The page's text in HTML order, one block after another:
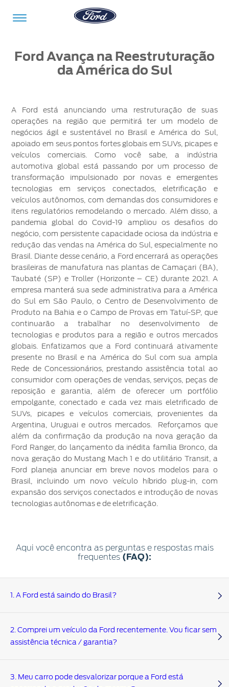
Compre
o
Monte
o Seu
Peças
Mercado
Livre
Acessórios
Serviços
Financeiros
Ford
Credit
Menu
Ford
Credit
Plano
Ford
Sempre
Serviços
Ford
Pós-
Venda
Recall
Ford
Protect
Garantia
Ford
Peças
Ford
Meu
Ford
Minhas
Experiências
Ford
Proprietários
Tutoriais
(Guia
360)
Serviço
Leva e
Traz
Revisões
Ford
Agende
seu
Serviço
Manuais
Tecnologia
SYNC®
App
Ford
Assistência
de
Emergência
Applink™
Atualização
SYNC®
Pro™
sessão
Iniciar
sessão
Iniciar
sessão
Minha
Conta
Criar
uma
conta
Recuperar
senha
Ford Avança na Reestruturação
da América do Sul
A Ford está anunciando uma restruturação de suas
operações na região que permitirá ter um modelo de
negócios ágil e sustentável no Brasil e América do Sul,
apoiado em seus pontos fortes globais em SUVs, picapes e
veículos comerciais. Como você sabe, a indústria
automotiva global está passando por um processo de
transformação impulsionado por novas e emergentes
tecnologias em serviços conectados, eletrificação e
veículos autônomos, com demandas dos consumidores e
itens regulatórios remodelando o mercado. Além disso, a
pandemia global do Covid-19 ampliou os desafios do
negócio, com persistente capacidade ociosa da indústria e
redução das vendas na América do Sul, especialmente no
Brasil. Diante desse cenário, a Ford encerrará as operações
brasileiras de manufatura nas plantas de Camaçari (BA),
Taubaté (SP) e Troller (Horizonte – CE) durante 2021. A
empresa manterá sua sede administrativa para a América
do Sul em São Paulo, o Centro de Desenvolvimento de
Produto na Bahia e o Campo de Provas em Tatuí-SP, que
continuarão a trabalhar no desenvolvimento de
tecnologias e produtos para a região e outros mercados
globais. Enfatizamos que a Ford continuará ativamente
presente no Brasil e na América do Sul com sua ampla
Rede de Concessionários, prestando assistência total ao
consumidor com operações de vendas, serviços, peças de
reposição e garantia, além de oferecer um portfólio
empolgante, conectado e cada vez mais eletrificado de
SUVs, picapes e veículos comerciais, provenientes da
Argentina, Uruguai e outros mercados. Reforçamos que
além da confirmação da produção na nova geração da
Ford Ranger, do lançamento da inédita família Bronco, da
nova geração do Mustang Mach 1 e do utilitário Transit, a
Ford planeja anunciar em breve novos modelos para o
Brasil, incluindo um novo veículo híbrido plug-in, com
expansão dos serviços conectados e introdução de novas
tecnologias autônomas e de eletrificação.
Aqui você encontra as perguntas e respostas mais
frequentes (FAQ):
1. A Ford está saindo do Brasil?
Não, a Ford continua comprometida com os clientes no
Brasil e na América do Sul com um modelo de negócios
ativamente presente no Brasil atendendo seus clientes
2. Comprei um veículo da Ford recentemente. Vou ficar sem
assistência técnica / garantia?
Fique tranquilo(a). A Ford estará ativamente presente no
3. Meu carro pode desvalorizar porque a Ford está